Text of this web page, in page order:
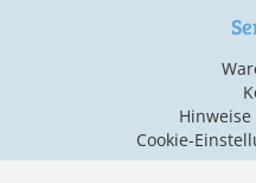
Cookie-